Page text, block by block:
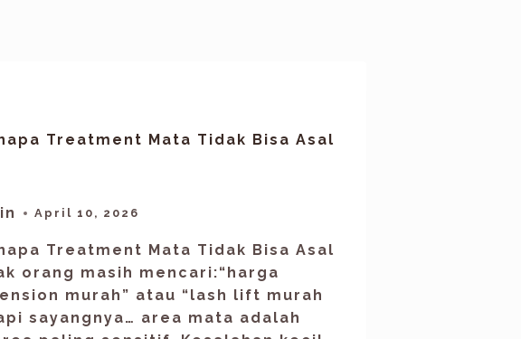
Treatment Mata Tidak Bisa Asal
April 10, 2026
Treatment Mata Tidak Bisa Asal
orang masih mencari:“harga
murah” atau “lash lift murah
sayangnya… area mata adalah